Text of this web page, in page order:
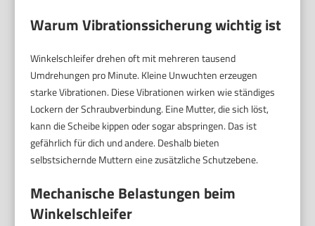
Warum Vibrationssicherung wichtig ist
Winkelschleifer drehen oft mit mehreren tausend
Umdrehungen pro Minute. Kleine Unwuchten erzeugen
starke Vibrationen. Diese Vibrationen wirken wie ständiges
Lockern der Schraubverbindung. Eine Mutter, die sich löst,
kann die Scheibe kippen oder sogar abspringen. Das ist
gefährlich für dich und andere. Deshalb bieten
selbstsichernde Muttern eine zusätzliche Schutzebene.
Mechanische Belastungen beim
Winkelschleifer